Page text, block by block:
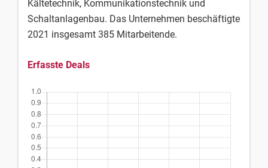
Kältetechnik, Kommunikationstechnik und
Schaltanlagenbau. Das Unternehmen beschäftigte
2021 insgesamt 385 Mitarbeitende.
Erfasste Deals